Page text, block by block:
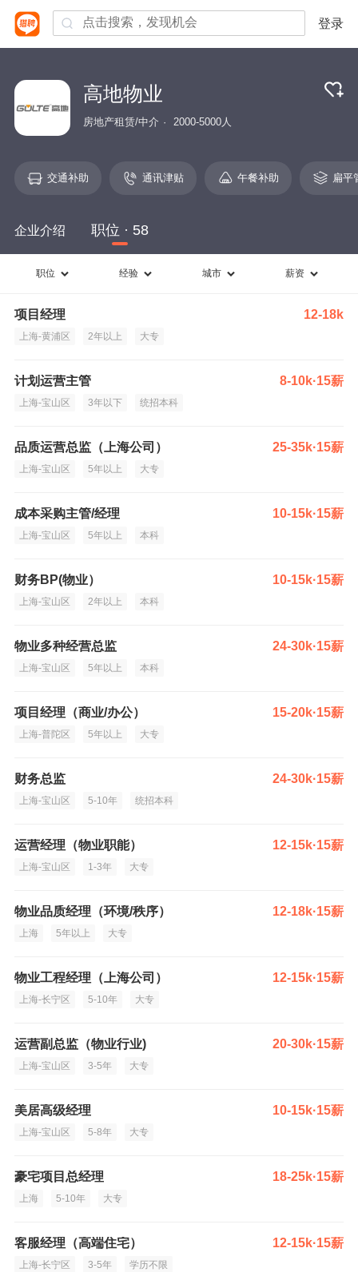
登录
高地物业
房地产租赁/中介 2000-5000人
交通补助 通讯津贴 午餐补助 扁平
企业介绍 职位 · 58
职位 经验 城市 薪资
项目经理 12-18k
上海-黄浦区 2年以上 大专
计划运营主管 8-10k·15薪
上海-宝山区 3年以下 统招本科
品质运营总监（上海公司） 25-35k·15薪
上海-宝山区 5年以上 大专
成本采购主管/经理 10-15k·15薪
上海-宝山区 5年以上 本科
财务BP(物业） 10-15k·15薪
上海-宝山区 2年以上 本科
物业多种经营总监 24-30k·15薪
上海-宝山区 5年以上 本科
项目经理（商业/办公） 15-20k·15薪
上海-普陀区 5年以上 大专
财务总监 24-30k·15薪
上海-宝山区 5-10年 统招本科
运营经理（物业职能） 12-15k·15薪
上海-宝山区 1-3年 大专
物业品质经理（环境/秩序） 12-18k·15薪
上海 5年以上 大专
物业工程经理（上海公司） 12-15k·15薪
上海-长宁区 5-10年 大专
运营副总监（物业行业) 20-30k·15薪
上海-宝山区 3-5年 大专
美居高级经理 10-15k·15薪
上海-宝山区 5-8年 大专
豪宅项目总经理 18-25k·15薪
上海 5-10年 大专
客服经理（高端住宅） 12-15k·15薪
上海-长宁区 3-5年 学历不限